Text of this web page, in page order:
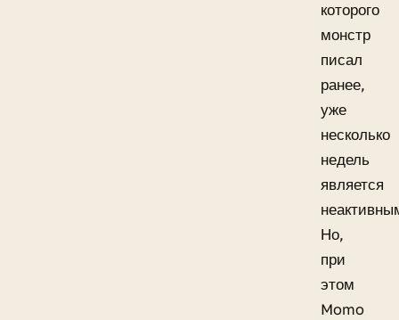
которого
монстр
писал
ранее,
уже
несколько
недель
является
Но,
при
этом
Momo